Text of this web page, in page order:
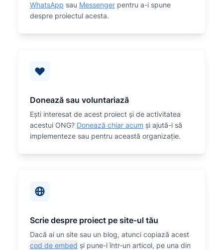
WhatsApp sau Messenger pentru a-i spune
despre proiectul acesta.
Donează sau voluntariază
Eşti interesat de acest proiect și de activitatea
acestui ONG? Donează chiar acum și ajută-i să
implementeze sau pentru această organizaţie.
Scrie despre proiect pe site-ul tău
Dacă ai un site sau un blog, atunci copiază acest
cod de embed și pune-l într-un articol, pe una din